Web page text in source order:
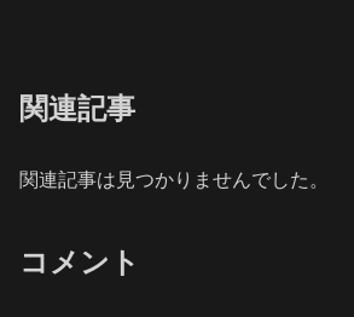
関連記事
関連記事は見つかりませんでした。
コメント